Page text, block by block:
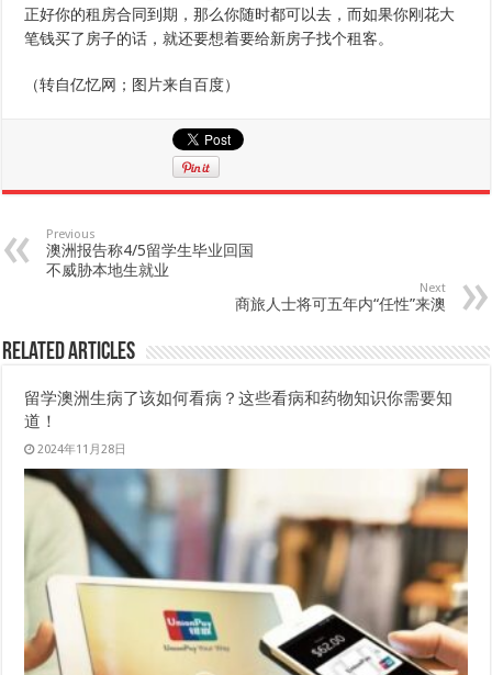
正好你的租房合同到期，那么你随时都可以去，而如果你刚花大
笔钱买了房子的话，就还要想着要给新房子找个租客。
（转自亿忆网；图片来自百度）
Previous
澳洲报告称4/5留学生毕业回国
不威胁本地生就业
Next
商旅人士将可五年内“任性”来澳
Related Articles
留学澳洲生病了该如何看病？这些看病和药物知识你需要知
道！
2024年11月28日